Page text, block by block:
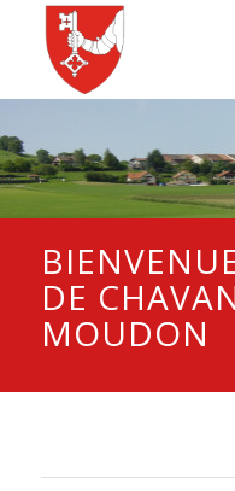
DE
MOUDON